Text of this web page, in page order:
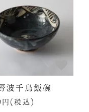
波千鳥飯碗
(税込)